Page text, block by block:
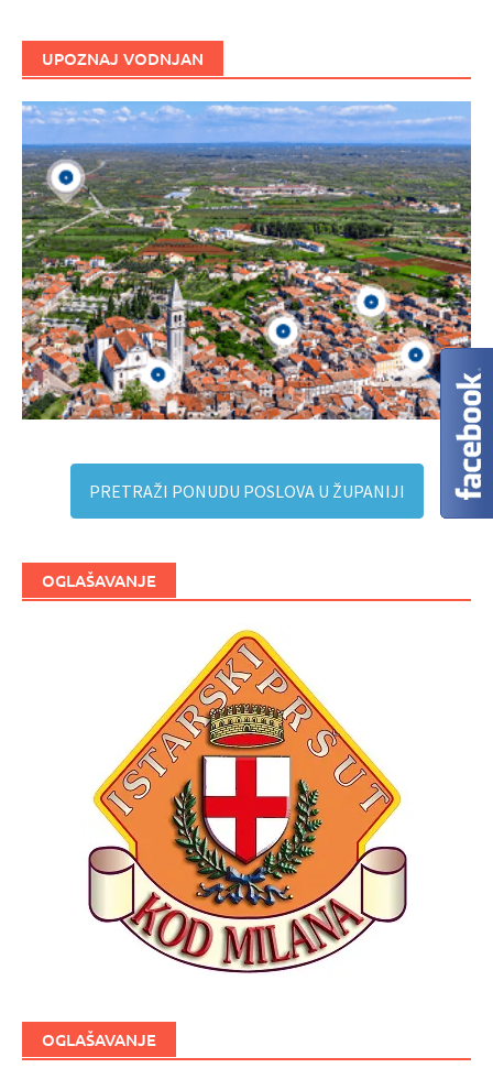
UPOZNAJ VODNJAN
PRETRAŽI PONUDU POSLOVA U ŽUPANIJI
OGLAŠAVANJE
OGLAŠAVANJE